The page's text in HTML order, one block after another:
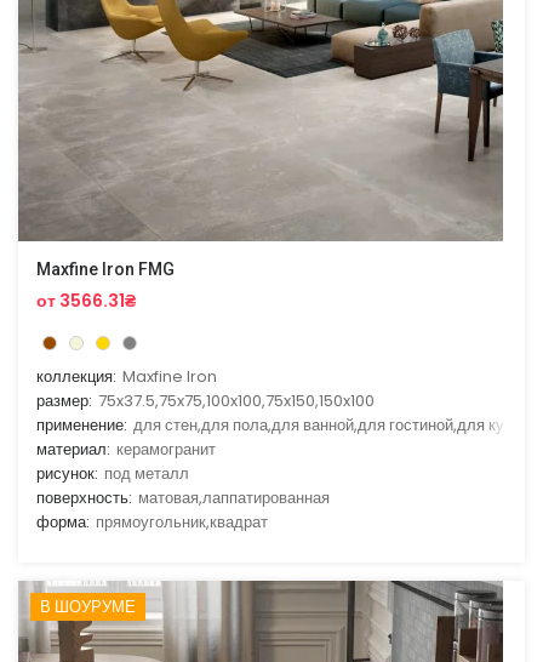
Maxfine Iron FMG
от 3566.31₴
коллекция: Maxfine Iron
размер: 75x37.5,75x75,100x100,75x150,150x100
применение: для стен,для пола,для ванной,для гостиной,для кухни
материал: керамогранит
рисунок: под металл
поверхность: матовая,лаппатированная
форма: прямоугольник,квадрат
В ШОУРУМЕ